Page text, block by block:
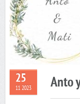
25
11 2023 Anto